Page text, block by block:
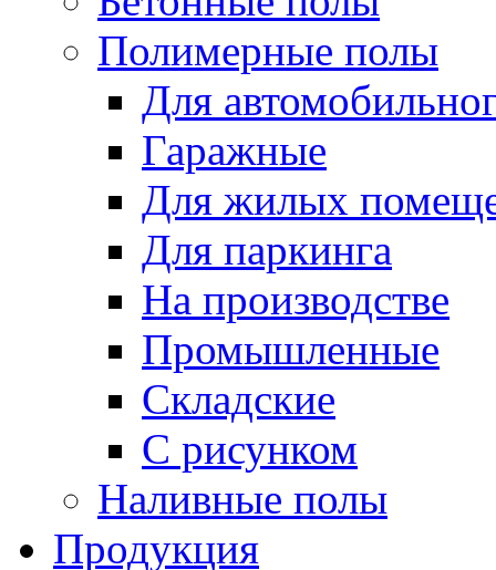
Полимерные полы
Для
Гаражные
Для жилых
Для паркинга
На производстве
Промышленные
Складские
С рисунком
Наливные полы
Продукция